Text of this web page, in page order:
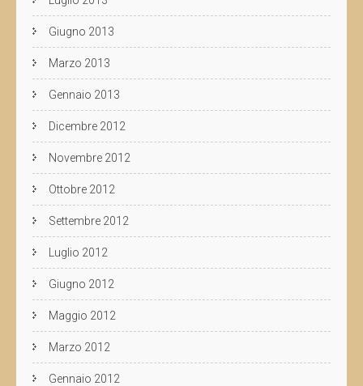
Giugno 2013
Marzo 2013
Gennaio 2013
Dicembre 2012
Novembre 2012
Ottobre 2012
Settembre 2012
Luglio 2012
Giugno 2012
Maggio 2012
Marzo 2012
Gennaio 2012